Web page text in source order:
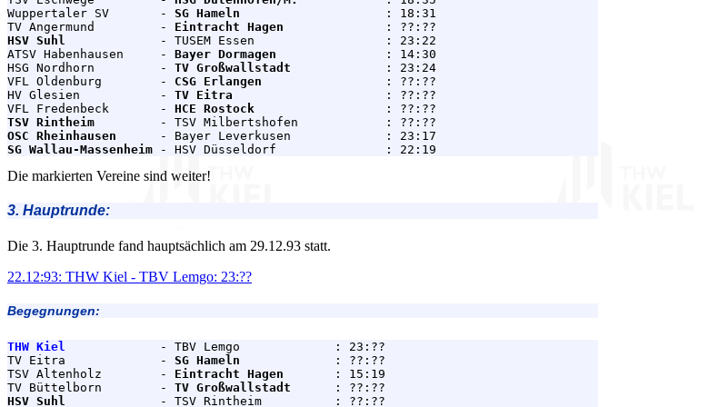
Wuppertaler SV       - SG Hameln
                    : 18:31
TV Angermund         - Eintracht Hagen
HSV Suhl
             - TUSEM Essen                  : 23:22
ATSV Habenhausen     - Bayer Dormagen
               : 14:30
HSG Nordhorn         - TV Großwallstadt
             : 23:24
VFL Oldenburg        - CSG Erlangen
                 : ??:??
HV Glesien           - TV Eitra
                     : ??:??
VFL Fredenbeck       - HCE Rostock
TSV Rintheim
OSC Rheinhausen
SG Wallau-Massenheim
Die markierten Vereine sind weiter!
3. Hauptrunde:
Die 3. Hauptrunde fand hauptsächlich am 29.12.93 statt.
22.12:93: THW Kiel - TBV Lemgo: 23:??
Begegnungen:
THW Kiel
             - TBV Lemgo             : 23:??
TV Eitra             - SG Hameln
             : ??:??
TSV Altenholz        - Eintracht Hagen
       : 15:19
TV Büttelborn        - TV Großwallstadt
HSV Suhl
             - TSV Rintheim          : ??:??